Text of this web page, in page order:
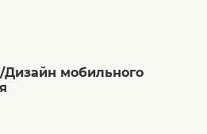
Дизайн мобильного